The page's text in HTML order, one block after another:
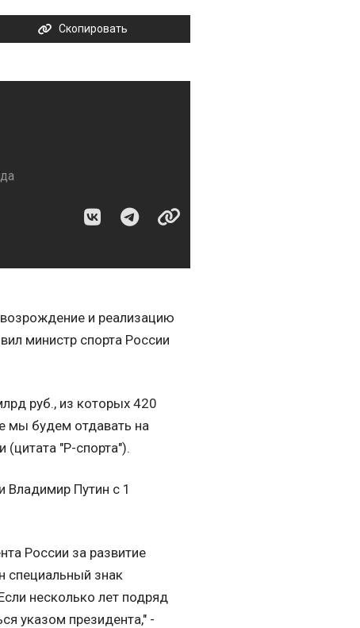
Скопировать
и реализацию
министр спорта России
руб., из которых 420
мы будем отдавать на
(цитата "Р-спорта").
Владимир Путин с 1
России за развитие
специальный знак
несколько лет подряд
указом президента," -